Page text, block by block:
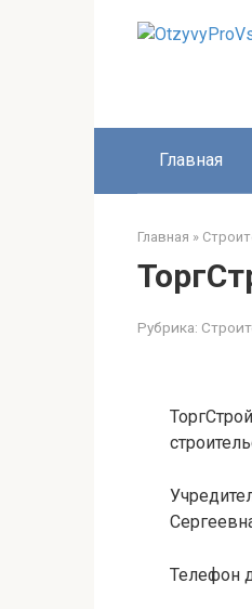
Главная
Главная »
Рубрика:
Телефон